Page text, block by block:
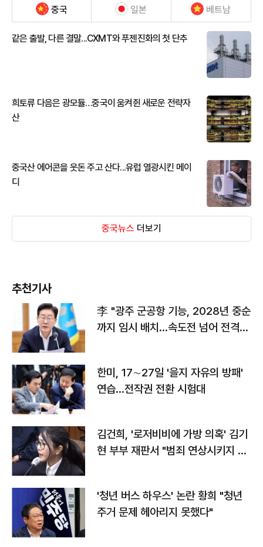
중국 일본 베트남
같은 출발, 다른 결말...CXMT와 푸젠진화의 첫 단추
희토류 다음은 광모듈…중국이 움켜쥔 새로운 전략자
산
중국산 에어콘을 웃돈 주고 산다...유럽 열광시킨 메이
디
중국뉴스 더보기
추천기사
李 "광주 군공항 기능, 2028년 중순
까지 임시 배치…속도전 넘어 전격
한미, 17∼27일 '을지 자유의 방패'
연습…전작권 전환 시험대
김건희, '로저비비에 가방 의혹' 김기
현 부부 재판서 "범죄 연상시키지 말
'청년 버스 하우스' 논란 황희 "청년
주거 문제 헤아리지 못했다"